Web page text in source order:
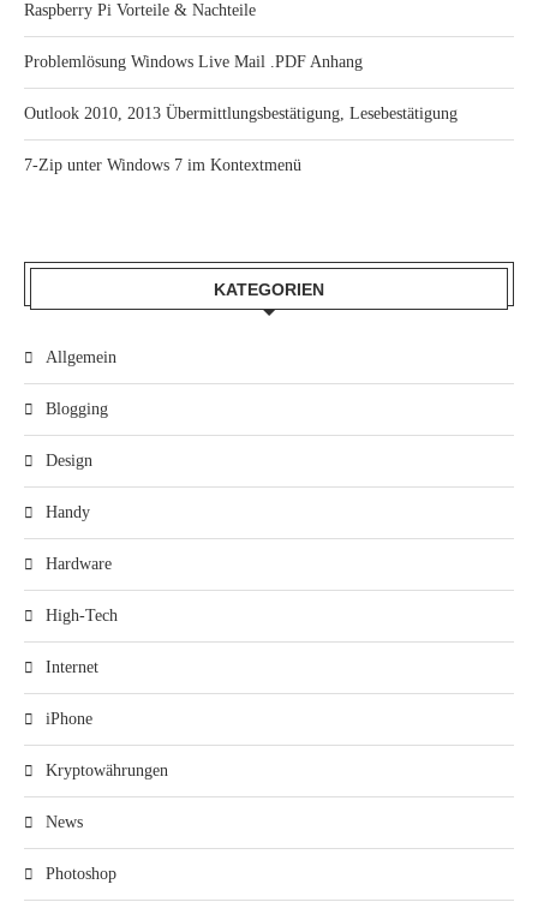
Raspberry Pi Vorteile & Nachteile
Problemlösung Windows Live Mail .PDF Anhang
Outlook 2010, 2013 Übermittlungsbestätigung, Lesebestätigung
7-Zip unter Windows 7 im Kontextmenü
KATEGORIEN
Allgemein
Blogging
Design
Handy
Hardware
High-Tech
Internet
iPhone
Kryptowährungen
News
Photoshop